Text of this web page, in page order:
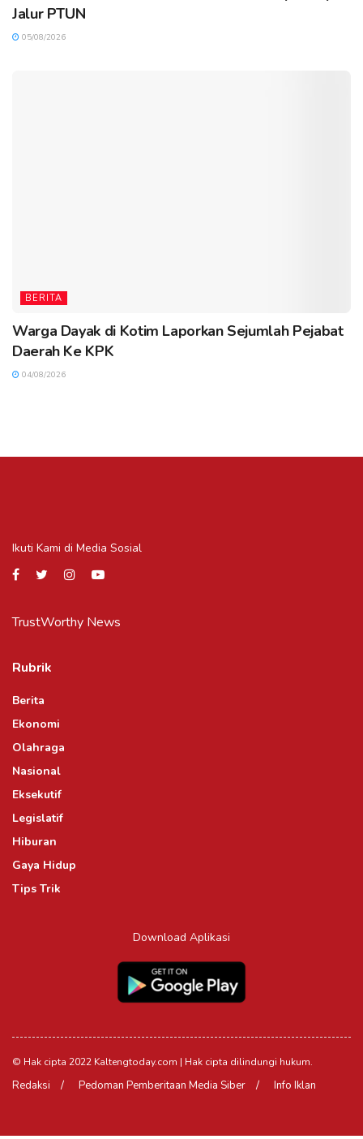
Jalur PTUN
05/08/2026
BERITA
Warga Dayak di Kotim Laporkan Sejumlah Pejabat
Daerah Ke KPK
04/08/2026
Ikuti Kami di Media Sosial
TrustWorthy News
Rubrik
Berita
Ekonomi
Olahraga
Nasional
Eksekutif
Legislatif
Hiburan
Gaya Hidup
Tips Trik
Download Aplikasi
© Hak cipta 2022 Kaltengtoday.com | Hak cipta dilindungi hukum.
Redaksi Pedoman Pemberitaan Media Siber Info Iklan